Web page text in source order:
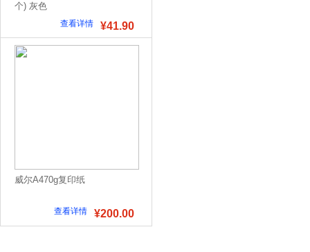
个) 灰色
¥41.90
查看详情
威尔A470g复印纸
¥200.00
查看详情